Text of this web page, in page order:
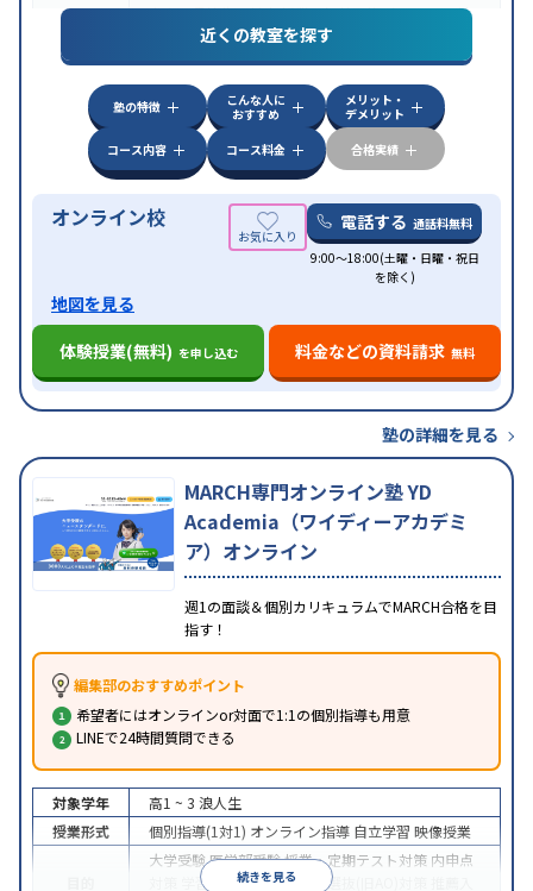
中高一貫校生に対応授業の振替可能オンライン対
自習室あり
近くの教室を探す
塾の特徴
こんな人に
おすすめ
メリット・
デメリット
コース内容
コース料金 合格実績
オンライン校 電話する 通話料無料
9:00～18:00(土曜・日曜・祝日
を除く)
地図を見る
体験授業(無料) を申し込む 料金などの資料請求 無料
塾の詳細を見る
MARCH専門オンライン塾 YD
Academia（ワイディーアカデミ
ア）オンライン
週1の面談＆個別カリキュラムでMARCH合格を目
指す！
編集部のおすすめポイント
希望者にはオンラインor対面で1:1の個別指導も用意
LINEで24時間質問できる
続きを見る
対象学年 高1 ~ 3 浪人生
授業形式
個別指導(1対1) オンライン指導 自立学習 映像授業
大学受験医学部受験授業・定期テスト対策 内申点
学習習慣の定着 総合型選抜(旧AO)対策